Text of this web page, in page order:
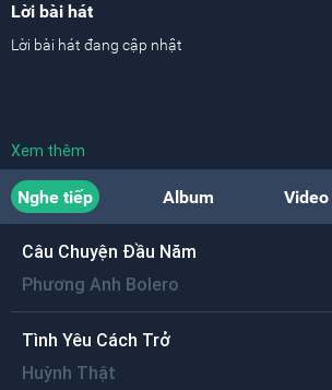
Lời bài hát
Lời bài hát đang cập nhật
Xem thêm
Nghe tiếp Album Video
Câu Chuyện Đầu Năm
Phương Anh Bolero
Tình Yêu Cách Trở
Huỳnh Thật